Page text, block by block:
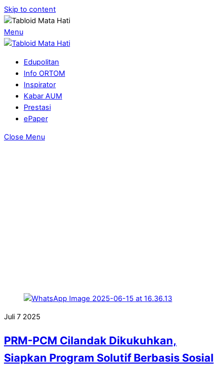
Skip to content
Menu
Edupolitan
Info ORTOM
Inspirator
Kabar AUM
Prestasi
ePaper
Close Menu
Juli 7 2025
PRM-PCM Cilandak Dikukuhkan,
Siapkan Program Solutif Berbasis Sosial